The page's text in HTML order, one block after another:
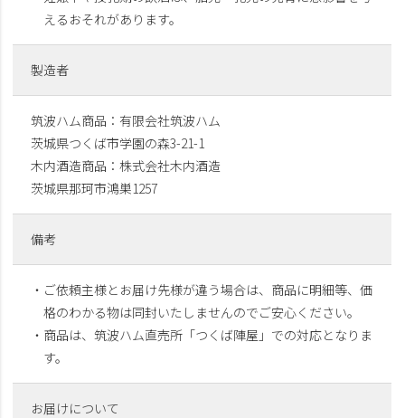
えるおそれがあります。
製造者
筑波ハム商品：有限会社筑波ハム
茨城県つくば市学園の森3-21-1
木内酒造商品：株式会社木内酒造
茨城県那珂市鴻巣1257
備考
・ご依頼主様とお届け先様が違う場合は、商品に明細等、価
格のわかる物は同封いたしませんのでご安心ください。
・商品は、筑波ハム直売所「つくば陣屋」での対応となりま
す。
お届けについて